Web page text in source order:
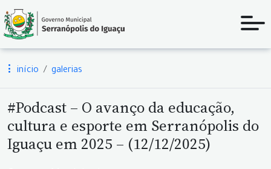
início galerias
#Podcast – O avanço da educação,
cultura e esporte em Serranópolis do
Iguaçu em 2025 – (12/12/2025)